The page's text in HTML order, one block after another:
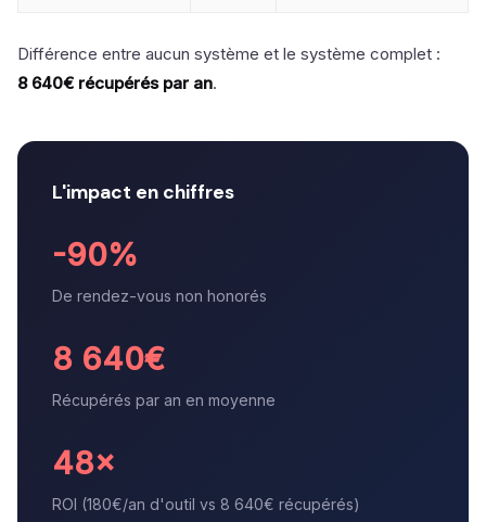
Différence entre aucun système et le système complet :
8 640€ récupérés par an.
L'impact en chiffres
-90%
De rendez-vous non honorés
8 640€
Récupérés par an en moyenne
48×
ROI (180€/an d'outil vs 8 640€ récupérés)